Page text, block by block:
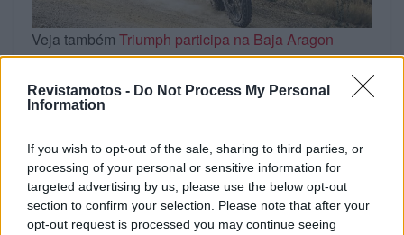
Revistamotos - Do Not Process My Personal
Information
If you wish to opt-out of the sale, sharing to third parties, or
processing of your personal or sensitive information for
targeted advertising by us, please use the below opt-out
section to confirm your selection. Please note that after your
opt-out request is processed you may continue seeing
Veja também Triumph participa na Baja Aragon
PÁGINA 1 DE 4
Triumph Tiger
RELACIONADOS